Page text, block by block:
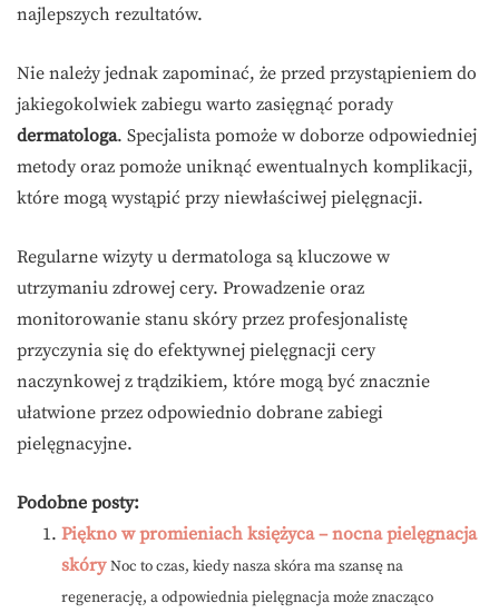
najlepszych rezultatów.
Nie należy jednak zapominać, że przed przystąpieniem do
jakiegokolwiek zabiegu warto zasięgnąć porady
dermatologa. Specjalista pomoże w doborze odpowiedniej
metody oraz pomoże uniknąć ewentualnych komplikacji,
które mogą wystąpić przy niewłaściwej pielęgnacji.
Regularne wizyty u dermatologa są kluczowe w
utrzymaniu zdrowej cery. Prowadzenie oraz
monitorowanie stanu skóry przez profesjonalistę
przyczynia się do efektywnej pielęgnacji cery
naczynkowej z trądzikiem, które mogą być znacznie
ułatwione przez odpowiednio dobrane zabiegi
pielęgnacyjne.
Podobne posty:
Piękno w promieniach księżyca – nocna pielęgnacja
skóry Noc to czas, kiedy nasza skóra ma szansę na
regenerację, a odpowiednia pielęgnacja może znacząco